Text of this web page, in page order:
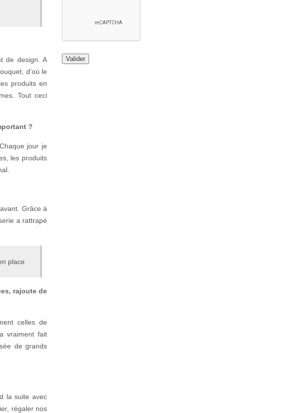
de design. A
d’où le
produits en
Tout ceci
?
jour je
les produits
Grâce à
a rattrapé
place
rajoute de
celles de
vraiment fait
de grands
la suite avec
régaler nos